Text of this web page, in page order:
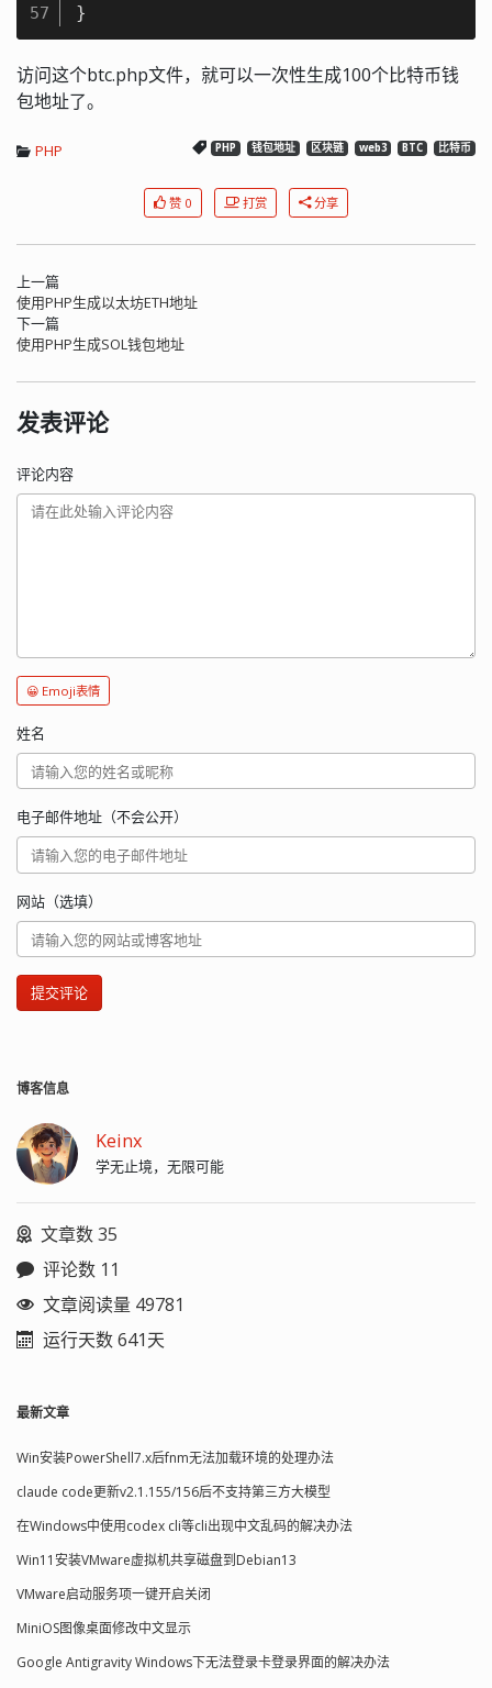
57
}
访问这个btc.php文件，就可以一次性生成100个比特币钱
包地址了。
PHP PHP 钱包地址 区块链 web3 BTC 比特币
赞 0 打赏 分享
上一篇
使用PHP生成以太坊ETH地址
下一篇
使用PHP生成SOL钱包地址
发表评论
评论内容
😀 Emoji表情
姓名
电子邮件地址（不会公开）
网站（选填）
提交评论
博客信息
Keinx
学无止境，无限可能
文章数 35
评论数 11
文章阅读量 49781
运行天数 641天
最新文章
Win安装PowerShell7.x后fnm无法加载环境的处理办法
claude code更新v2.1.155/156后不支持第三方大模型
在Windows中使用codex cli等cli出现中文乱码的解决办法
Win11安装VMware虚拟机共享磁盘到Debian13
VMware启动服务项一键开启关闭
MiniOS图像桌面修改中文显示
Google Antigravity Windows下无法登录卡登录界面的解决办法